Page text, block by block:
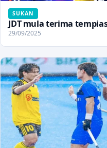
SUKAN
JDT mula terima
29/09/2025